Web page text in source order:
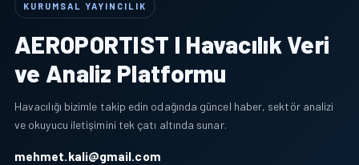
KURUMSAL YAYINCILIK
AEROPORTIST I Havacılık Veri
ve Analiz Platformu
Havacılığı bizimle takip edin odağında güncel haber, sektör analizi
ve okuyucu iletişimini tek çatı altında sunar.
mehmet.kali@gmail.com